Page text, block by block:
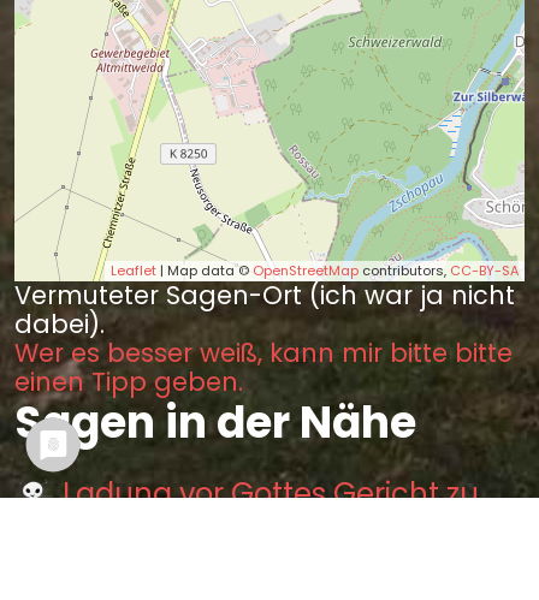
Leaflet | Map data © OpenStreetMap contributors, CC-BY-SA
Vermuteter Sagen-Ort (ich war ja nicht
dabei).
Wer es besser weiß, kann mir bitte bitte
einen Tipp geben.
Sagen in der Nähe
Ladung vor Gottes Gericht zu